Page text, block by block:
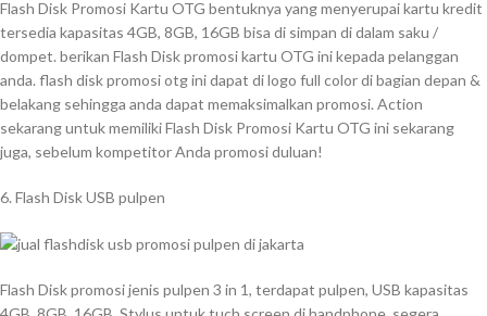
Flash Disk Promosi Kartu OTG bentuknya yang menyerupai kartu kredit
tersedia kapasitas 4GB, 8GB, 16GB bisa di simpan di dalam saku /
dompet. berikan Flash Disk promosi kartu OTG ini kepada pelanggan
anda. flash disk promosi otg ini dapat di logo full color di bagian depan &
belakang sehingga anda dapat memaksimalkan promosi. Action
sekarang untuk memiliki Flash Disk Promosi Kartu OTG ini sekarang
juga, sebelum kompetitor Anda promosi duluan!
6. Flash Disk USB pulpen
Flash Disk promosi jenis pulpen 3 in 1, terdapat pulpen, USB kapasitas